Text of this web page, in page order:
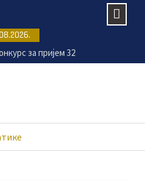
за пријем 32
лечења
30.000 ваучера